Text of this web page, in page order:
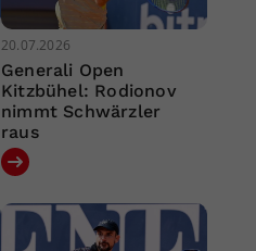
20.07.2026
Generali Open
Kitzbühel: Rodionov
nimmt Schwärzler
raus